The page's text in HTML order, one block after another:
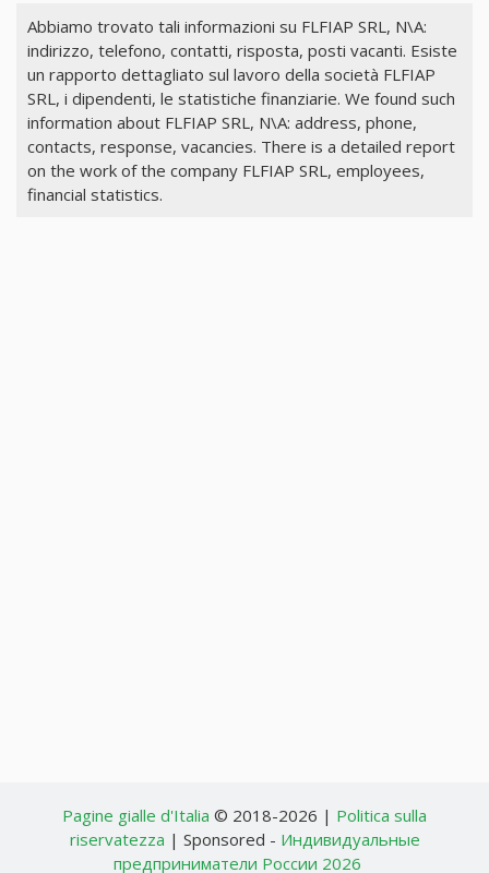
Abbiamo trovato tali informazioni su FLFIAP SRL, N\A:
indirizzo, telefono, contatti, risposta, posti vacanti. Esiste
un rapporto dettagliato sul lavoro della società FLFIAP
SRL, i dipendenti, le statistiche finanziarie. We found such
information about FLFIAP SRL, N\A: address, phone,
contacts, response, vacancies. There is a detailed report
on the work of the company FLFIAP SRL, employees,
financial statistics.
Pagine gialle d'Italia © 2018-2026 | Politica sulla
riservatezza | Sponsored - Индивидуальные
предприниматели России 2026